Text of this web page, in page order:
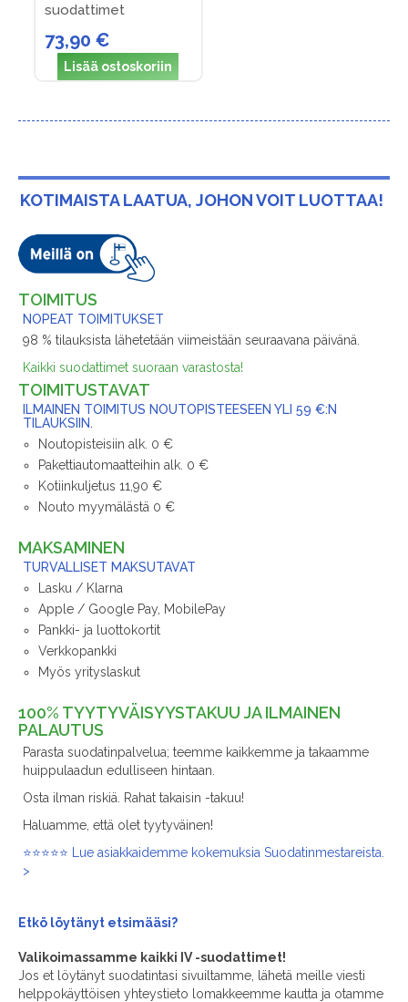
suodattimet
73,90 €
Lisää ostoskoriin
KOTIMAISTA LAATUA, JOHON VOIT LUOTTAA!
TOIMITUS
NOPEAT TOIMITUKSET
98 % tilauksista lähetetään viimeistään seuraavana päivänä.
Kaikki suodattimet suoraan varastosta!
TOIMITUSTAVAT
ILMAINEN TOIMITUS NOUTOPISTEESEEN YLI 59 €:N
TILAUKSIIN.
Noutopisteisiin alk. 0 €
Pakettiautomaatteihin alk. 0 €
Kotiinkuljetus 11,90 €
Nouto myymälästä 0 €
MAKSAMINEN
TURVALLISET MAKSUTAVAT
Lasku / Klarna
Apple / Google Pay, MobilePay
Pankki- ja luottokortit
Verkkopankki
Myös yrityslaskut
100% TYYTYVÄISYYSTAKUU JA ILMAINEN
PALAUTUS
Parasta suodatinpalvelua; teemme kaikkemme ja takaamme
huippulaadun edulliseen hintaan.
Osta ilman riskiä. Rahat takaisin -takuu!
Haluamme, että olet tyytyväinen!
⭐⭐⭐⭐⭐ Lue asiakkaidemme kokemuksia Suodatinmestareista.
>
Etkö löytänyt etsimääsi?
Valikoimassamme kaikki IV -suodattimet!
Jos et löytänyt suodatintasi sivuiltamme, lähetä meille viesti
helppokäyttöisen yhteystieto lomakkeemme kautta ja otamme